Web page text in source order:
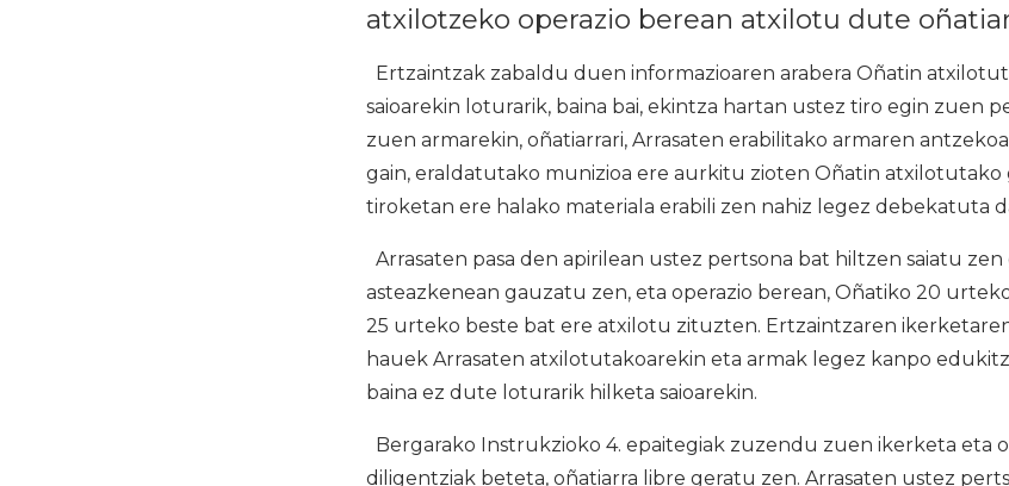
atxilotzeko operazio berean atxilotu dute
Ertzaintzak zabaldu duen informazioaren arabera Oñatin
saioarekin loturarik, baina bai, ekintza hartan ustez tiro egin zuen
zuen armarekin, oñatiarrari, Arrasaten erabilitako armaren
gain, eraldatutako munizioa ere aurkitu zioten Oñatin atxilotutako
tiroketan ere halako materiala erabili zen nahiz legez debekatuta
Arrasaten pasa den apirilean ustez pertsona bat hiltzen saiatu
asteazkenean gauzatu zen, eta operazio berean, Oñatiko 20
25 urteko beste bat ere atxilotu zituzten. Ertzaintzaren
hauek Arrasaten atxilotutakoarekin eta armak legez kanpo
baina ez dute loturarik hilketa saioarekin.
Bergarako Instrukzioko 4. epaitegiak zuzendu zuen ikerketa eta
diligentziak beteta, oñatiarra libre geratu zen. Arrasaten ustez